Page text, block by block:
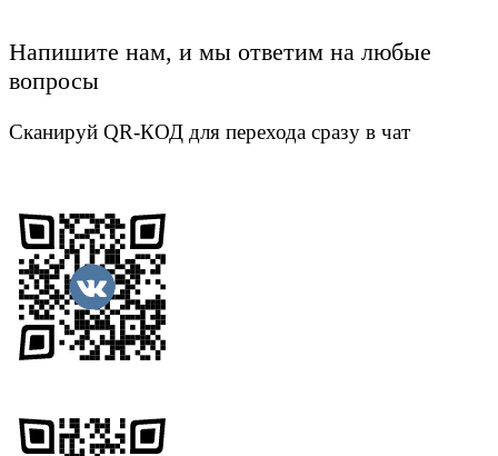
Напишите нам, и мы ответим на любые
вопросы
Сканируй QR-КОД для перехода сразу в чат